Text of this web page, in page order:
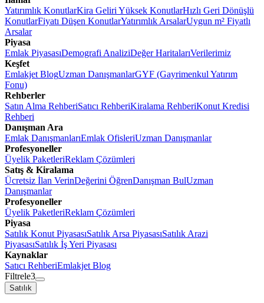
Yatırımlık KonutlarKira Geliri Yüksek KonutlarHızlı Geri Dönüşlü
KonutlarFiyatı Düşen KonutlarYatırımlık ArsalarUygun m² Fiyatlı
Arsalar
Piyasa
Emlak PiyasasıDemografi AnaliziDeğer HaritalarıVerilerimiz
Keşfet
Emlakjet BlogUzman DanışmanlarGYF (Gayrimenkul Yatırım
Fonu)
Rehberler
Satın Alma RehberiSatıcı RehberiKiralama RehberiKonut Kredisi
Rehberi
Danışman Ara
Emlak DanışmanlarıEmlak OfisleriUzman Danışmanlar
Profesyoneller
Üyelik PaketleriReklam Çözümleri
Satış & Kiralama
Ücretsiz İlan VerinDeğerini ÖğrenDanışman BulUzman
Danışmanlar
Profesyoneller
Üyelik PaketleriReklam Çözümleri
Piyasa
Satılık Konut PiyasasıSatılık Arsa PiyasasıSatılık Arazi
PiyasasıSatılık İş Yeri Piyasası
Kaynaklar
Satıcı RehberiEmlakjet Blog
Filtrele3
Satılık